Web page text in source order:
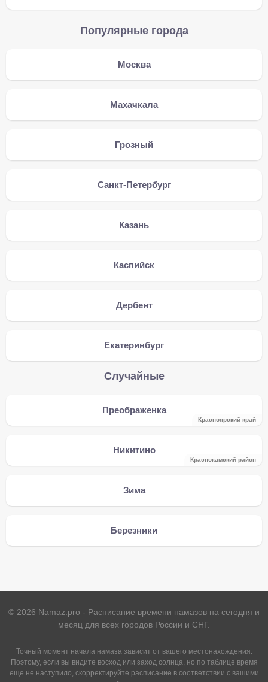
Популярные города
Москва
Махачкала
Грозный
Санкт-Петербург
Казань
Каспийск
Дербент
Екатеринбург
Случайные
Преображенка
Красноярский край
Никитино
Краснокамский район
Зима
Березники
© 2026 Namaz.pro - Расписание времени намазов на сегодня и
месяц для всех городов России и СНГ.
Точный момент начала намаза зависит от вашего местонахождения.
Поэтому, если вы видите восход или заход солнца, но по таблице время
еще не наступило, скорректируйте расписание в соответствии с вашими